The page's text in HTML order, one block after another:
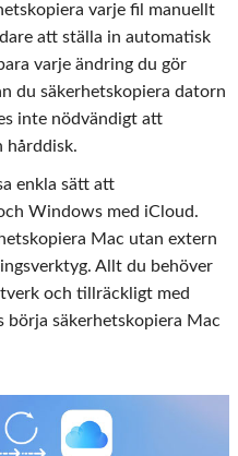
varje fil manuellt
att ställa in automatisk
varje ändring du gör
du säkerhetskopiera datorn
inte nödvändigt att
hårddisk.
enkla sätt att
Windows med iCloud.
Mac utan extern
Allt du behöver
och tillräckligt med
börja säkerhetskopiera Mac